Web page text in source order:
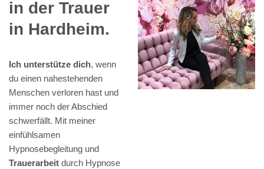
in der Trauer
in Hardheim.
Ich unterstütze dich, wenn
du einen nahestehenden
Menschen verloren hast und
immer noch der Abschied
schwerfällt. Mit meiner
einfühlsamen
Hypnosebegleitung und
Trauerarbeit durch Hypnose